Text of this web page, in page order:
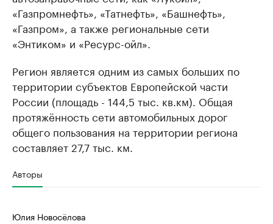
«Газпромнефть», «Татнефть», «Башнефть»,
«Газпром», а также региональные сети
«Энтиком» и «Ресурс-ойл».
Регион является одним из самых больших по
территории субъектов Европейской части
России (площадь - 144,5 тыс. кв.км). Общая
протяжённость сети автомобильных дорог
общего пользования на территории региона
составляет 27,7 тыс. км.
Авторы
Юлия Новосёлова